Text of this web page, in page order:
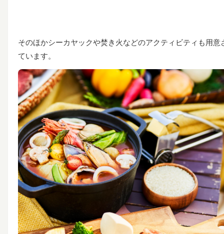
そのほかシーカヤックや焚き火などのアクティビティも用意
ています。